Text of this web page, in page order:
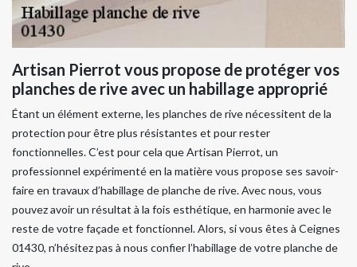
Artisan Pierrot vous propose de protéger vos
planches de rive avec un habillage approprié
Étant un élément externe, les planches de rive nécessitent de la
protection pour être plus résistantes et pour rester
fonctionnelles. C’est pour cela que Artisan Pierrot, un
professionnel expérimenté en la matière vous propose ses savoir-
faire en travaux d’habillage de planche de rive. Avec nous, vous
pouvez avoir un résultat à la fois esthétique, en harmonie avec le
reste de votre façade et fonctionnel. Alors, si vous êtes à Ceignes
01430, n’hésitez pas à nous confier l’habillage de votre planche de